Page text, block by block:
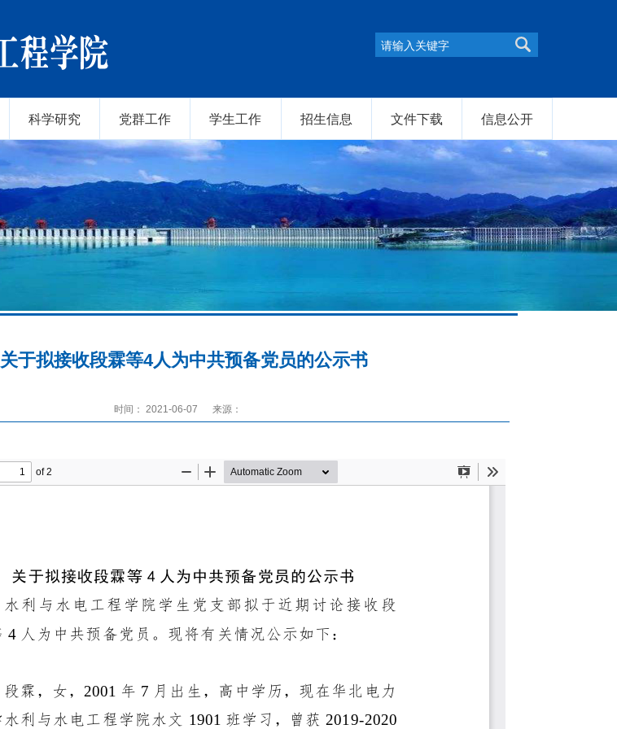
科学研究 党群工作 学生工作 招生信息 文件下载 信息公开
关于拟接收段霖等4人为中共预备党员的公示书
时间： 2021-06-07 来源：